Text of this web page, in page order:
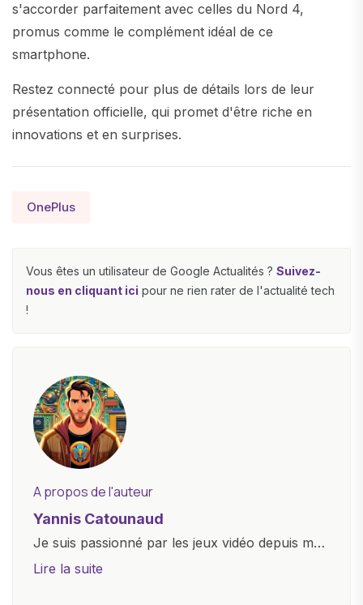
s'accorder parfaitement avec celles du Nord 4,
promus comme le complément idéal de ce
smartphone.
Restez connecté pour plus de détails lors de leur
présentation officielle, qui promet d'être riche en
innovations et en surprises.
OnePlus
Vous êtes un utilisateur de Google Actualités ? Suivez-
nous en cliquant ici pour ne rien rater de l'actualité tech
!
A propos de l'auteur
Yannis Catounaud
Je suis passionné par les jeux vidéo depuis mon
plus jeune âge. Mon amour pour l'univers
Lire la suite